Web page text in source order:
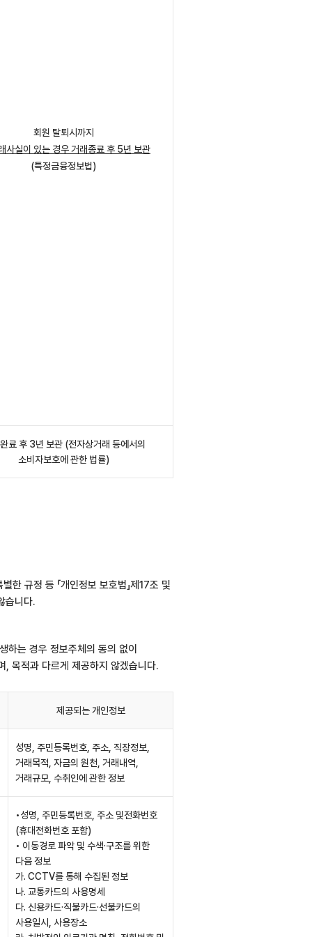
회원 탈퇴시까지
사실이 있는 경우 거래종료 후 5년 보관
(특정금융정보법)
료 후 3년 보관 (전자상거래 등에서의
소비자보호에 관한 법률)
규정 등 「개인정보 보호법」제17조 및
습니다.
하는 경우 정보주체의 동의 없이
, 목적과 다르게 제공하지 않겠습니다.
제공되는 개인정보
성명, 주민등록번호, 주소, 직장정보,
거래목적, 자금의 원천, 거래내역,
거래규모, 수취인에 관한 정보
•성명, 주민등록번호, 주소 및전화번호
(휴대전화번호 포함)
• 이동경로 파악 및 수색·구조를 위한
다음 정보
가. CCTV를 통해 수집된 정보
나. 교통카드의 사용명세
다. 신용카드·직불카드·선불카드의
사용일시, 사용장소